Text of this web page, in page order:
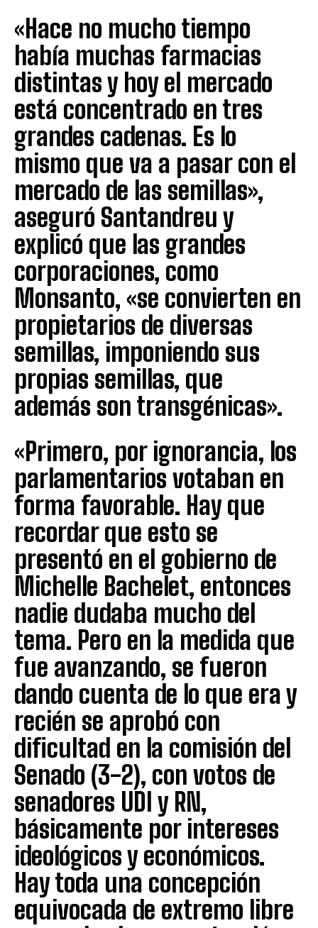
«Hace no mucho tiempo
había muchas farmacias
distintas y hoy el mercado
está concentrado en tres
grandes cadenas. Es lo
mismo que va a pasar con el
mercado de las semillas»,
aseguró Santandreu y
explicó que las grandes
corporaciones, como
Monsanto, «se convierten en
propietarios de diversas
semillas, imponiendo sus
propias semillas, que
además son transgénicas».
«Primero, por ignorancia, los
parlamentarios votaban en
forma favorable. Hay que
recordar que esto se
presentó en el gobierno de
Michelle Bachelet, entonces
nadie dudaba mucho del
tema. Pero en la medida que
fue avanzando, se fueron
dando cuenta de lo que era y
recién se aprobó con
dificultad en la comisión del
Senado (3-2), con votos de
senadores UDI y RN,
básicamente por intereses
ideológicos y económicos.
Hay toda una concepción
equivocada de extremo libre